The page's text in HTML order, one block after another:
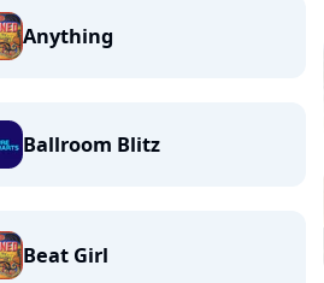
Anything
Ballroom Blitz
Beat Girl